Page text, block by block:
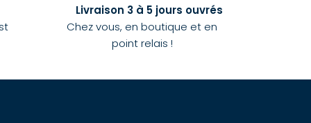
Livraison 3 à 5 jours ouvrés
Chez vous, en boutique et en
point relais !